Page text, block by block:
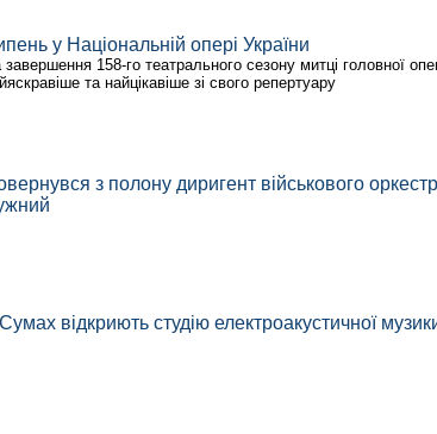
у Національній опері України
завершення 158-го театрального сезону митці головної
та найцікавіше зі свого репертуару
з полону диригент військового
відкриють студію електроакустичної